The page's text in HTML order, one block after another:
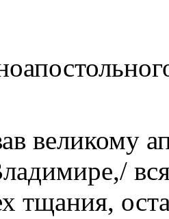
великому
тщания,